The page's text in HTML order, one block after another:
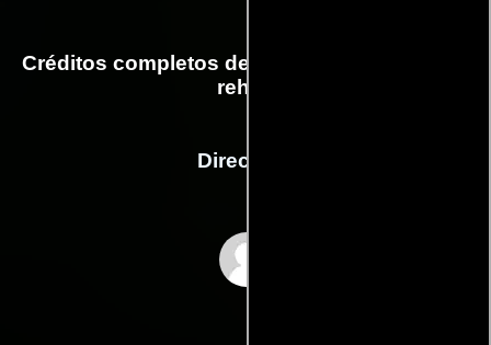
Créditos completos de la película Mi querido
rehén
Dirección